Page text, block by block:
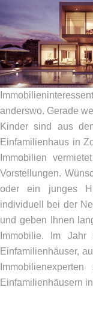
anderswo. Gerade
Kinder sind aus
Einfamilienhaus in
Immobilien
Vorstellungen.
oder ein junges
individuell bei der
und geben Ihnen
Immobilie. Im
Einfamilienhäuser,
Einfamilienhäusern